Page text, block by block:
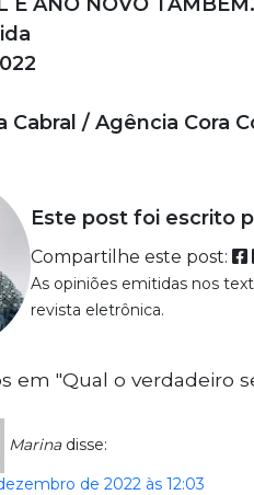
Cabral / Agência Cora
Este post foi escrito
Compartilhe este post:
As opiniões emitidas nos
revista eletrônica.
em "Qual o verdadeiro
Marina disse:
de 2022 às 12:03